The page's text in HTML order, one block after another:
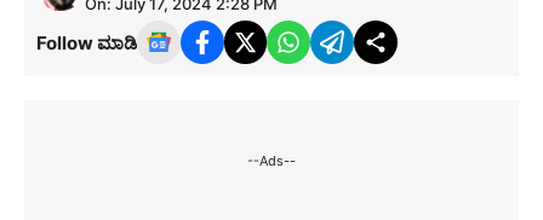
On: July 17, 2024 2:28 PM
Follow ಮಾಡಿ
--Ads--